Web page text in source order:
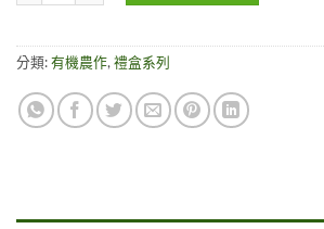
分類: 有機農作, 禮盒系列